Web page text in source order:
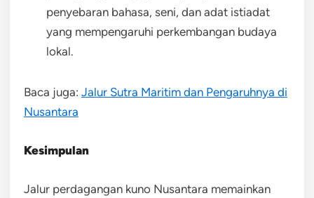
penyebaran bahasa, seni, dan adat istiadat
yang mempengaruhi perkembangan budaya
lokal.
Baca juga: Jalur Sutra Maritim dan Pengaruhnya di
Nusantara
Kesimpulan
Jalur perdagangan kuno Nusantara memainkan